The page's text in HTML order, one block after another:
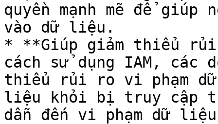
quyền mạnh mẽ để
vào dữ liệu.
* **Giúp giảm thiểu
cách sử dụng IAM, các
thiểu rủi ro vi phạm
liệu khỏi bị truy cập
dẫn đến vi phạm dữ